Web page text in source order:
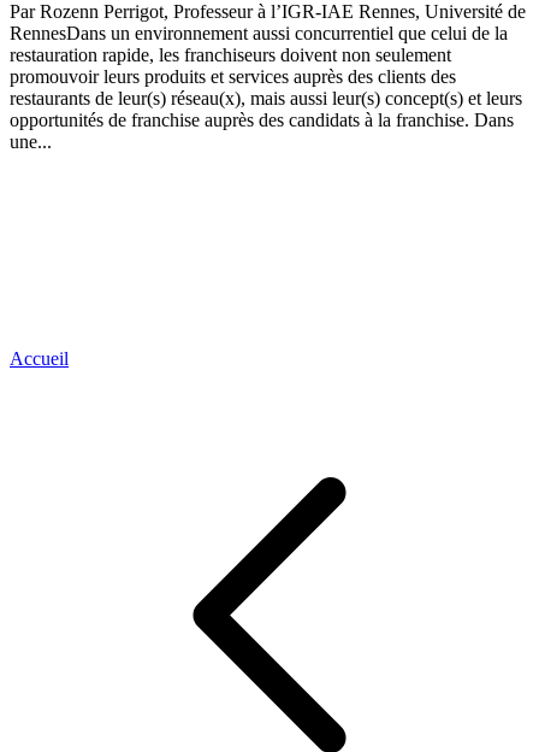
Par Rozenn Perrigot, Professeur à l’IGR-IAE Rennes, Université de
RennesDans un environnement aussi concurrentiel que celui de la
restauration rapide, les franchiseurs doivent non seulement
promouvoir leurs produits et services auprès des clients des
restaurants de leur(s) réseau(x), mais aussi leur(s) concept(s) et leurs
opportunités de franchise auprès des candidats à la franchise. Dans
une...
Accueil